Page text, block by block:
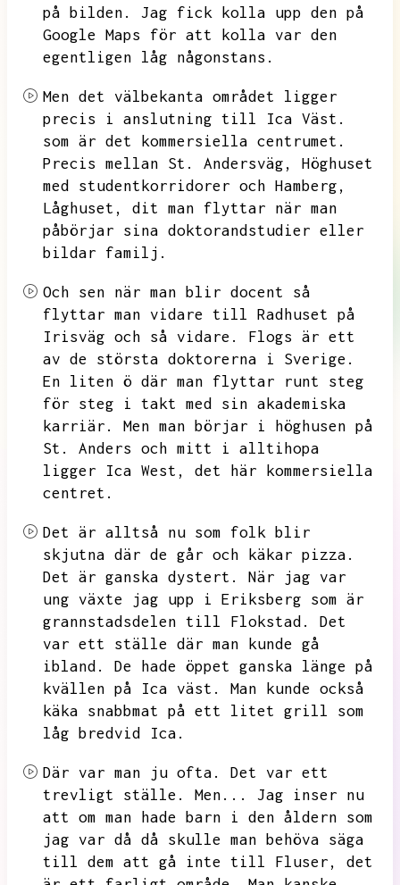
på bilden.
Jag fick kolla upp den på
Google Maps för att kolla var den
egentligen låg någonstans.
Men det välbekanta området ligger
precis i anslutning till Ica Väst.
som är det kommersiella centrumet.
Precis mellan St.
Andersväg,
Höghuset
med studentkorridorer och Hamberg,
Låghuset,
dit man flyttar när man
påbörjar sina doktorandstudier eller
bildar familj.
Och sen när man blir docent så
flyttar man vidare till Radhuset på
Irisväg och så vidare.
Flogs är ett
av de största doktorerna i Sverige.
En liten ö där man flyttar runt steg
för steg i takt med sin akademiska
karriär.
Men man börjar i höghusen på
St.
Anders och mitt i alltihopa
ligger Ica West,
det här kommersiella
centret.
Det är alltså nu som folk blir
skjutna där de går och käkar pizza.
Det är ganska dystert.
När jag var
ung växte jag upp i Eriksberg som är
grannstadsdelen till Flokstad.
Det
var ett ställe där man kunde gå
ibland.
De hade öppet ganska länge på
kvällen på Ica väst.
Man kunde också
käka snabbmat på ett litet grill som
låg bredvid Ica.
Där var man ju ofta.
Det var ett
trevligt ställe.
Men...
Jag inser nu
att om man hade barn i den åldern som
jag var då då skulle man behöva säga
till dem att gå inte till Fluser,
det